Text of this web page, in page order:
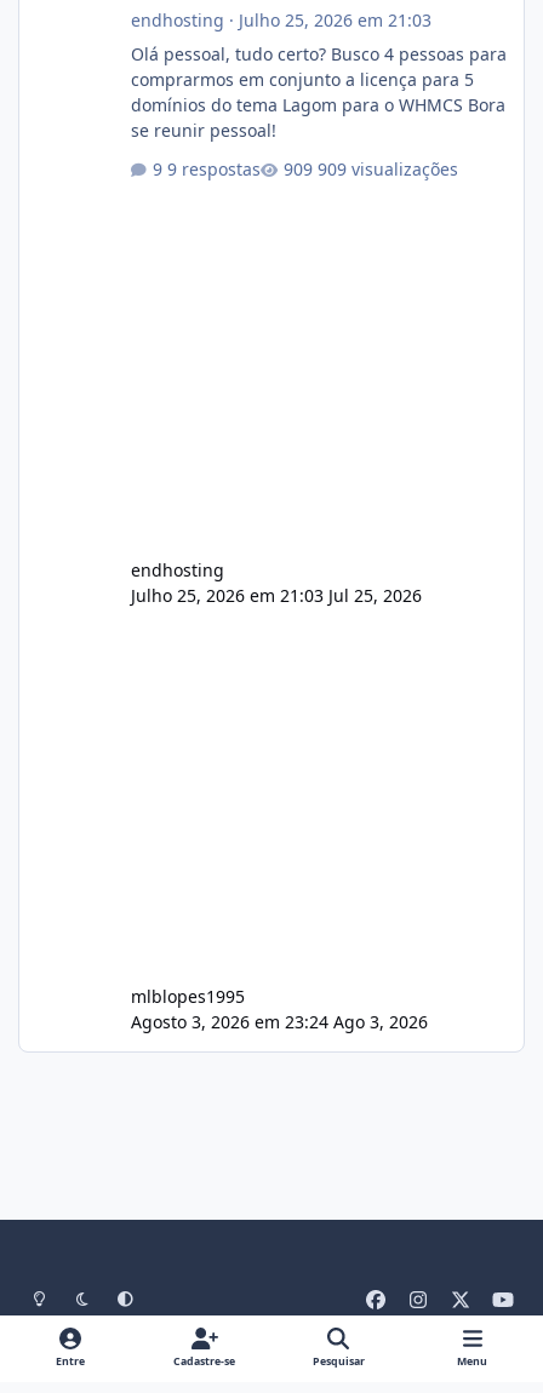
endhosting · Julho 25, 2026 em 21:03
Olá pessoal, tudo certo? Busco 4 pessoas para
comprarmos em conjunto a licença para 5
domínios do tema Lagom para o WHMCS Bora
se reunir pessoal!
9 respostas
909 visualizações
endhosting
Julho 25, 2026 em 21:03 Jul 25, 2026
mlblopes1995
Agosto 3, 2026 em 23:24 Ago 3, 2026
Light ModeDark ModeSystem Preference
a
n
o
u
Idiomas Tema Política De Privacidade
Contato
Entre Cadastre-se Pesquisar Menu